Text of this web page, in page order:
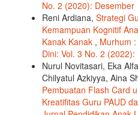
No. 2 (2020): Desember
Reni Ardiana, Strategi
Kemampuan Kognitif
Kanak Kanak , Murhum
Dini: Vol. 3 No. 2
Nurul Novitasari, Eka
Chilyatul Azkiyya, Aina
Pembuatan Flash Card
Kreatifitas Guru PAUD